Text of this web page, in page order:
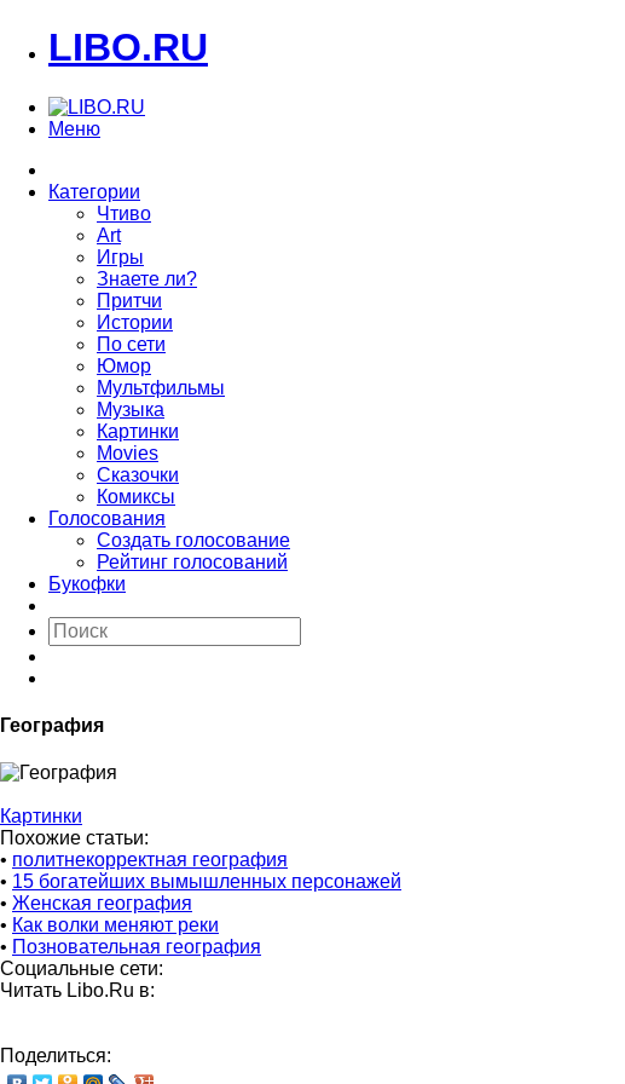
LIBO.RU
Меню
Категории
Чтиво
Art
Игры
Знаете ли?
Притчи
Истории
По сети
Юмор
Мультфильмы
Музыка
Картинки
Movies
Сказочки
Комиксы
Голосования
Создать голосование
Рейтинг голосований
Букофки
География
Картинки
Похожие статьи:
• политнекорректная география
• 15 богатейших вымышленных персонажей
• Женская география
• Как волки меняют реки
• Позновательная география
Социальные сети:
Читать Libo.Ru в:
Поделиться: